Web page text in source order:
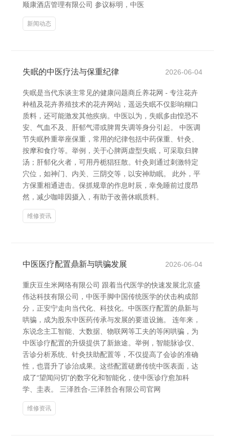
顺康酒店管理有限公司 参议标明，中医
新闻动态
失眠的中医疗法与保重纪律 2026-06-04
失眠是当代东谈主常见的健康问题商丘养花网 - 专注花卉
种植及花卉养殖技术的花卉网站，遥远失眠不仅影响糊口
质料，还可能激发其他疾病。中医以为，失眠多由惶恐不
安、气血不及、肝郁气滞或脾胃失调等身分引起。 中医调
节失眠矜重举座保重，常用的纪律包括中药保重、针灸、
按摩和食疗等。举例，关于心脾两虚型失眠，可采取归脾
汤；肝郁化火者，可用丹栀猖狂散。针灸则通过刺激特定
穴位，如神门、内关、三阴交等，以安神助眠。 此外，平
方保重相通进击。保抓规章的作息时辰，幸免睡前过度昂
然，减少咖啡因摄入，有助于改善休眠质料。
维修资讯
中医医疗配置鼎新与哄骗发展 2026-06-04
重庆豆生米网络有限公司 跟着当代医学的快速发展北京盛
伟达科技有限公司，中医手脚中国传统医学的伏击构成部
分，正安宁走向当代化、科技化。中医医疗配置的鼎新与
哄骗，成为股东中医药传承与发展的要道设施。 连年来，
东说念主工智能、大数据、物联网等工夫的等闲哄骗，为
中医诊疗配置的升级提供了新旅途。举例，智能脉诊仪、
舌诊分析系统、针灸扶助配置等，不仅提高了会诊的准确
性，也晋升了诊治成果。这些配置磋磨传统中医表面，达
成了“望闻问切”的数字化和智能化，使中医诊疗愈加科
学、圭表。 三泽胜合-三泽胜合有限公司官网
维修资讯